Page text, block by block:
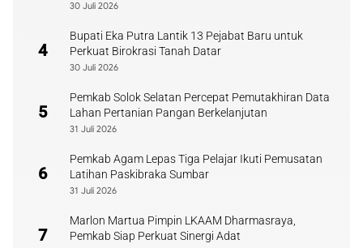
30 Juli 2026
4
Bupati Eka Putra Lantik 13 Pejabat Baru untuk
Perkuat Birokrasi Tanah Datar
30 Juli 2026
5
Pemkab Solok Selatan Percepat Pemutakhiran Data
Lahan Pertanian Pangan Berkelanjutan
31 Juli 2026
6
Pemkab Agam Lepas Tiga Pelajar Ikuti Pemusatan
Latihan Paskibraka Sumbar
31 Juli 2026
7
Marlon Martua Pimpin LKAAM Dharmasraya,
Pemkab Siap Perkuat Sinergi Adat